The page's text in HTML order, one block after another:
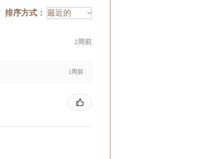
排序方式：
2周前
1周前